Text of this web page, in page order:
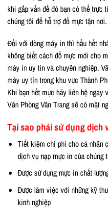
khi gắp vấn đề đó bạn có thể trực
chúng tôi để hỗ trợ đổ mực tận nơi.
Đối với dòng máy in thì hầu hết
không biết cách đổ mực mới cho
máy in uy tín và chuyên nghiệp.
máy uy tín trong khu vực Thành
Khi bạn hết mực hãy liên hệ ngay
Văn Phòng Vân Trang sẽ có mặt
Tại sao phải sử dụng dịch
Tiết kiệm chi phí cho cá nhân
dịch vụ nạp mực in của chúng
Được sử dụng mực in chất
Được làm việc với những kỹ
kinh nghiệp